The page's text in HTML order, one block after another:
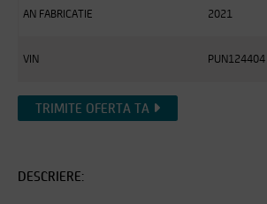
AN FABRICATIE 2021
VIN PUN124404
TRIMITE OFERTA TA
DESCRIERE: